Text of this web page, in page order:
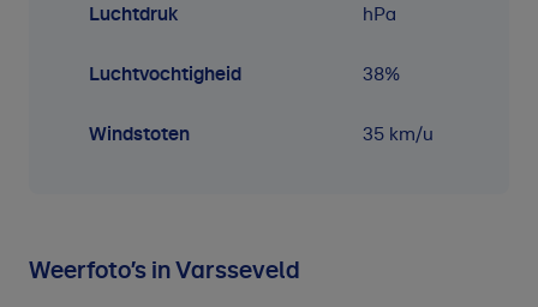
Luchtdruk hPa
Luchtvochtigheid 38%
Windstoten 35 km/u
Weerfoto’s in Varsseveld